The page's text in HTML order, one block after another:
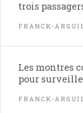
trois
FRANCK-
Les montres
pour
FRANCK-